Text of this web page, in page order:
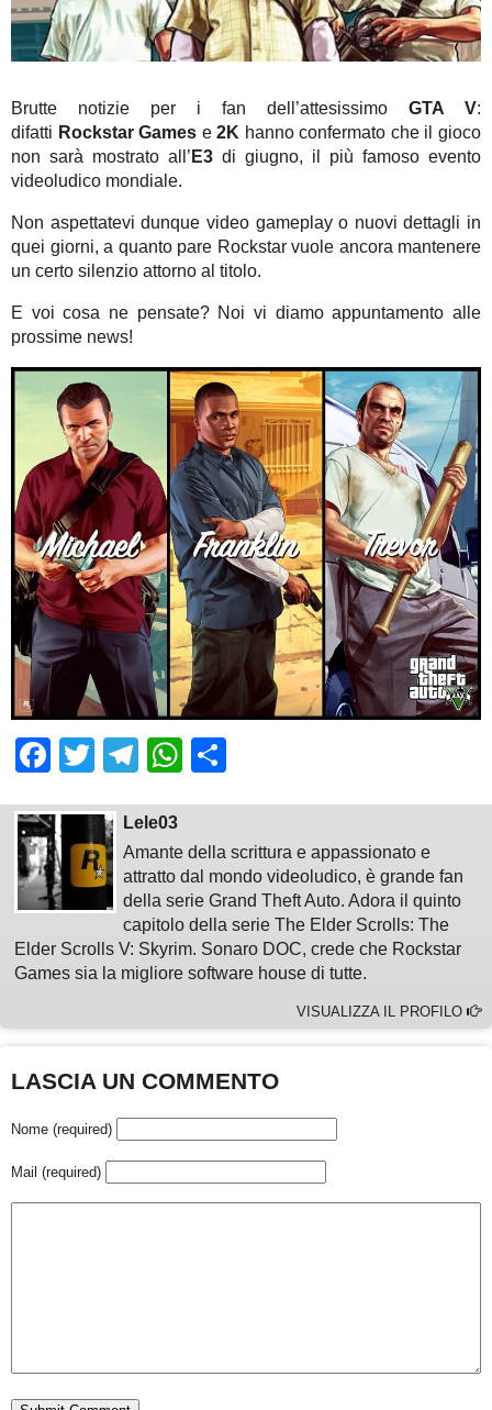
Brutte notizie per i fan dell’attesissimo GTA V:
difatti Rockstar Games e2K hanno confermato che il gioco
non sarà mostrato all’ E3 di giugno, il più famoso evento
videoludico mondiale.
Non aspettatevi dunque video gameplay o nuovi dettagli in
quei giorni, a quanto pare Rockstar vuole ancora mantenere
un certo silenzio attorno al titolo.
E voi cosa ne pensate? Noi vi diamo appuntamento alle
prossime news!
Facebook
TwitterTelegram
WhatsApp
Lele03
Amante della scrittura e appassionato e
attratto dal mondo videoludico, è grande fan
della serie Grand Theft Auto. Adora il quinto
capitolo della serie The Elder Scrolls: The
Elder Scrolls V: Skyrim. Sonaro DOC, crede che Rockstar
Games sia la migliore software house di tutte.
VISUALIZZA IL PROFILO
LASCIA UN COMMENTO
Nome (required)
Mail (required)